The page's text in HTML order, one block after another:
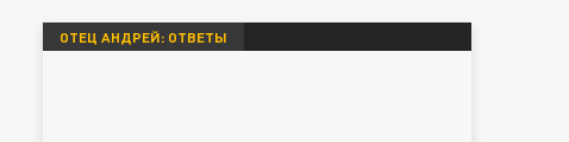
ОТЕЦ АНДРЕЙ: ОТВЕТЫ